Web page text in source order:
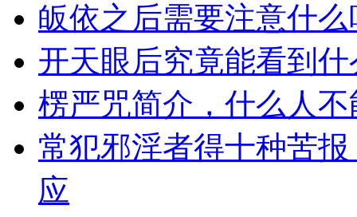
皈依之后需要注意什
开天眼后究竟能看到什
楞严咒简介，什么人
常犯邪淫者得十种苦
应